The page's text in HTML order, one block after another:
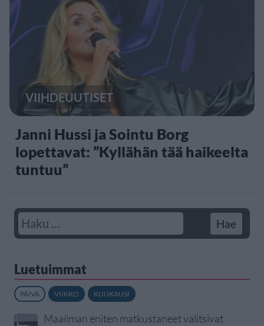
VIIHDEUUTISET
Janni Hussi ja Sointu Borg
lopettavat: ”Kyllähän tää haikeelta
tuntuu”
Luetuimmat
PÄIVÄ VIIKKO KUUKAUSI
Maailman eniten matkustaneet valitsivat